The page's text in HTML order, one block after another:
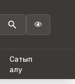

Сатып
алу